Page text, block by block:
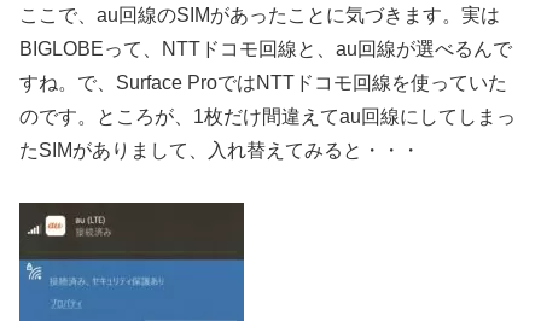
ここで、au回線のSIMがあったことに気づきます。実は
BIGLOBEって、NTTドコモ回線と、au回線が選べるんで
すね。で、Surface ProではNTTドコモ回線を使っていた
のです。ところが、1枚だけ間違えてau回線にしてしまっ
たSIMがありまして、入れ替えてみると・・・